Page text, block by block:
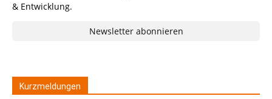
& Entwicklung.
Newsletter abonnieren
Kurzmeldungen